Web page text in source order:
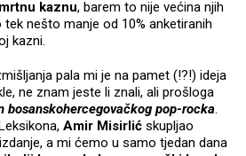
kaznu, barem to nije većina njih
tek nešto manje od 10% anketiranih
kazni.
pala mi je na pamet (!?!) ideja
ne znam jeste li znali, ali prošloga
bosanskohercegovačkog pop-rocka.
Amir Misirlić skupljao
a mi ćemo u samo tjedan dana